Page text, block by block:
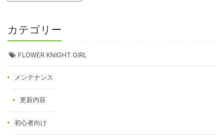
カテゴリー
FLOWER KNIGHT GIRL
メンテナンス
更新内容
初心者向け